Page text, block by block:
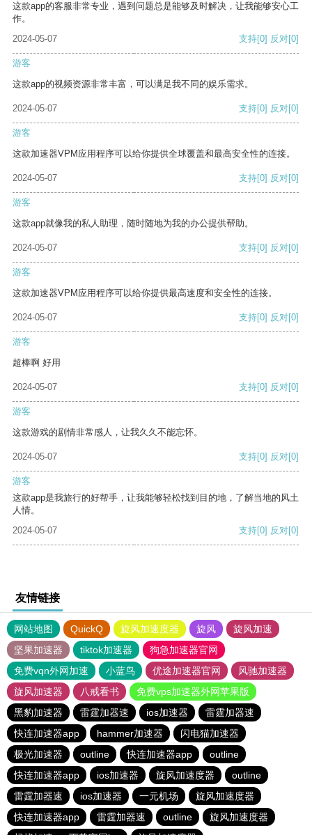
这款app的客服非常专业，遇到问题总是能够及时解决，让我能够安心工
作。
2024-05-07
支持[0] 反对[0]
游客
这款app的视频资源非常丰富，可以满足我不同的娱乐需求。
2024-05-07 支持[0] 反对[0]
游客
这款加速器VPM应用程序可以给你提供全球覆盖和最高安全性的连接。
2024-05-07 支持[0] 反对[0]
游客
这款app就像我的私人助理，随时随地为我的办公提供帮助。
2024-05-07 支持[0] 反对[0]
游客
这款加速器VPM应用程序可以给你提供最高速度和安全性的连接。
2024-05-07 支持[0] 反对[0]
游客
超棒啊 好用
2024-05-07 支持[0] 反对[0]
游客
这款游戏的剧情非常感人，让我久久不能忘怀。
2024-05-07 支持[0] 反对[0]
游客
这款app是我旅行的好帮手，让我能够轻松找到目的地，了解当地的风土
人情。
2024-05-07
支持[0] 反对[0]
友情链接
网站地图 QuickQ 旋风加速度器 旋风
旋风加速
坚果加速器
tiktok加速器
狗急加速器官网
免费vqn外网加速
小蓝鸟 优途加速器官网
风驰加速器
旋风加速器
八戒看书
免费vps加速器外网苹果版
黑豹加速器
雷霆加器速 ios加速器
雷霆加器速
快连加速器app
hammer加速器
闪电猫加速器
极光加速器
outline 快连加速器app
outline
快连加速器app
ios加速器 旋风加速度器
outline
雷霆加器速
ios加速器 一元机场
旋风加速度器
快连加速器app
雷霆加器速 outline
旋风加速度器